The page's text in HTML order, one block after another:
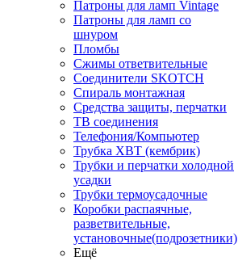
Патроны для ламп Vintage
Патроны для ламп со
шнуром
Пломбы
Сжимы ответвительные
Соединители SKOTCH
Спираль монтажная
Средства защиты, перчатки
ТВ соединения
Телефония/Компьютер
Трубка ХВТ (кембрик)
Трубки и перчатки холодной
усадки
Трубки термоусадочные
Коробки распаячные,
разветвительные,
установочные(подрозетники)
Ещё